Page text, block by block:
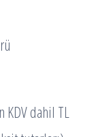
KDV dahil TL